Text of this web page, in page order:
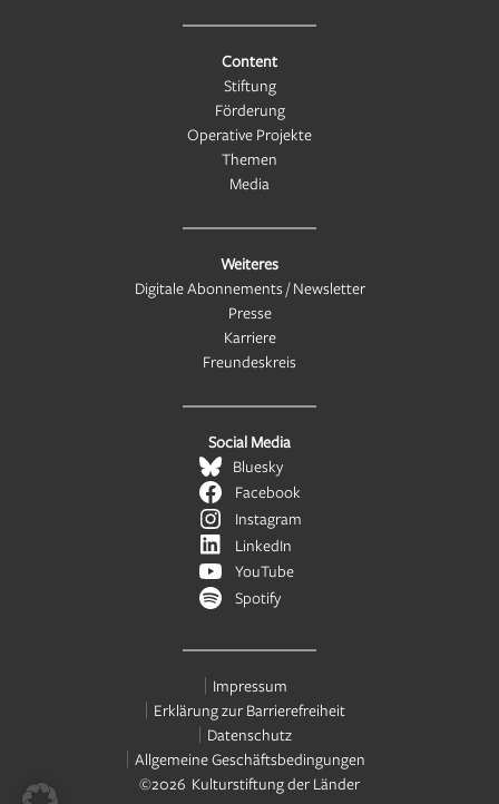
Content
Stiftung
Förderung
Operative Projekte
Themen
Media
Weiteres
Digitale Abonnements / Newsletter
Presse
Karriere
Freundeskreis
Social Media
Bluesky
Facebook
Instagram
LinkedIn
YouTube
Spotify
Impressum
Erklärung zur Barrierefreiheit
Datenschutz
Allgemeine Geschäftsbedingungen
©2026 Kulturstiftung der Länder